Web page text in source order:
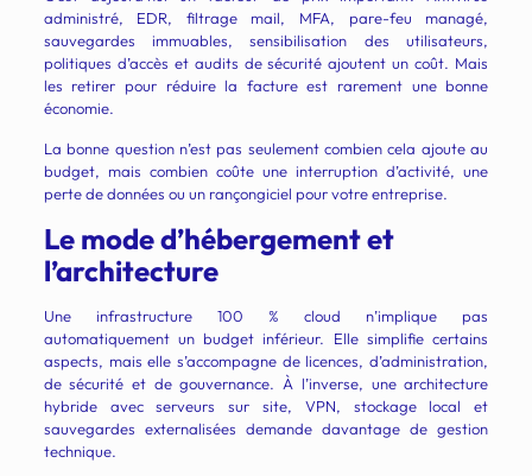
administré, EDR, filtrage mail, MFA, pare-feu managé,
sauvegardes immuables, sensibilisation des utilisateurs,
politiques d’accès et audits de sécurité ajoutent un coût. Mais
les retirer pour réduire la facture est rarement une bonne
économie.
La bonne question n’est pas seulement combien cela ajoute au
budget, mais combien coûte une interruption d’activité, une
perte de données ou un rançongiciel pour votre entreprise.
Le mode d’hébergement et
l’architecture
Une infrastructure 100 % cloud n’implique pas
automatiquement un budget inférieur. Elle simplifie certains
aspects, mais elle s’accompagne de licences, d’administration,
de sécurité et de gouvernance. À l’inverse, une architecture
hybride avec serveurs sur site, VPN, stockage local et
sauvegardes externalisées demande davantage de gestion
technique.